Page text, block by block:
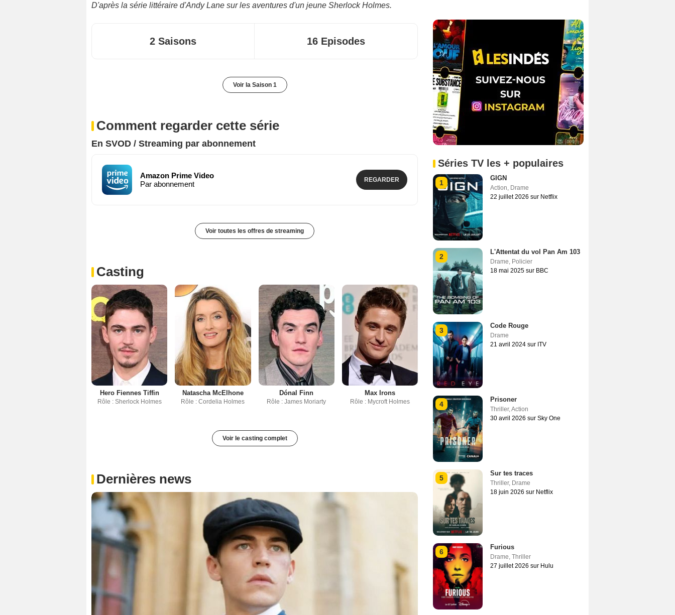
D'après la série littéraire d'Andy Lane sur les aventures d'un jeune Sherlock Holmes.
2 Saisons 16 Episodes
Voir la Saison 1
Comment regarder cette série
En SVOD / Streaming par abonnement
Amazon Prime Video
Par abonnement
REGARDER
Voir toutes les offres de streaming
Casting
Hero Fiennes Tiffin
Rôle : Sherlock Holmes
Natascha McElhone
Rôle : Cordelia Holmes
Dónal Finn
Rôle : James Moriarty
Max Irons
Rôle : Mycroft Holmes
Voir le casting complet
Dernières news
Séries TV les + populaires
1
GIGN
Action, Drame
22 juillet 2026 sur Netflix
2
L'Attentat du vol Pan Am 103
Drame, Policier
18 mai 2025 sur BBC
3
Code Rouge
Drame
21 avril 2024 sur ITV
4
Prisoner
Thriller,Action
30 avril 2026 sur Sky One
5
Sur tes traces
Thriller, Drame
18 juin 2026 sur Netflix
6
Furious
Drame, Thriller
27 juillet 2026 sur Hulu